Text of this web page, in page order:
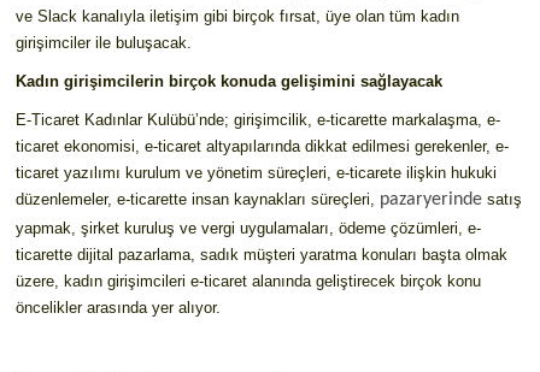
ve Slack kanalıyla iletişim gibi birçok fırsat, üye olan tüm kadın
girişimciler ile buluşacak.
Kadın girişimcilerin birçok konuda gelişimini sağlayacak
E-Ticaret Kadınlar Kulübü’nde; girişimcilik, e-ticarette markalaşma, e-
ticaret ekonomisi, e-ticaret altyapılarında dikkat edilmesi gerekenler, e-
ticaret yazılımı kurulum ve yönetim süreçleri, e-ticarete ilişkin hukuki
düzenlemeler, e-ticarette insan kaynakları süreçleri, pazaryerinde satış
yapmak, şirket kuruluş ve vergi uygulamaları, ödeme çözümleri, e-
ticarette dijital pazarlama, sadık müşteri yaratma konuları başta olmak
üzere, kadın girişimcileri e-ticaret alanında geliştirecek birçok konu
öncelikler arasında yer alıyor.